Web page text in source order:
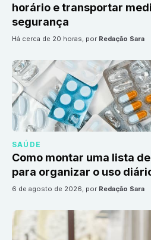
horário e transportar
segurança
há cerca de 20 horas, por Redação Sara
SAÚDE
Como montar uma lista
para organizar o uso
6 de agosto de 2026, por Redação Sara